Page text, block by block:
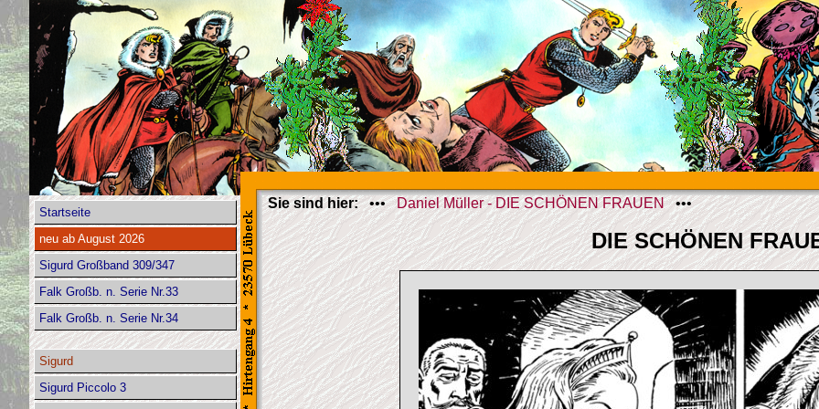
Startseite
neu ab August 2026
Sigurd Großband 309/347
Falk Großb. n. Serie Nr.33
Falk Großb. n. Serie Nr.34
Sigurd
Sigurd Piccolo 3
Sie sind hier:•••Daniel Müller - DIE SCHÖNEN FRAUEN•••
DIE SCHÖNEN